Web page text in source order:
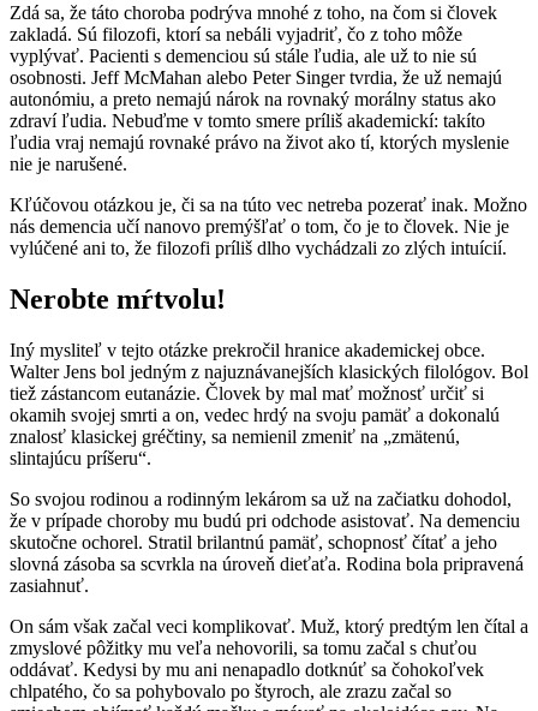
Zdá sa, že táto choroba podrýva mnohé z toho, na čom si človek
zakladá. Sú filozofi, ktorí sa nebáli vyjadriť, čo z toho môže
vyplývať. Pacienti s demenciou sú stále ľudia, ale už to nie sú
osobnosti. Jeff McMahan alebo Peter Singer tvrdia, že už nemajú
autonómiu, a preto nemajú nárok na rovnaký morálny status ako
zdraví ľudia. Nebuďme v tomto smere príliš akademickí: takíto
ľudia vraj nemajú rovnaké právo na život ako tí, ktorých myslenie
nie je narušené.
Kľúčovou otázkou je, či sa na túto vec netreba pozerať inak. Možno
nás demencia učí nanovo premýšľať o tom, čo je to človek. Nie je
vylúčené ani to, že filozofi príliš dlho vychádzali zo zlých intuícií.
Nerobte mŕtvolu!
Iný mysliteľ v tejto otázke prekročil hranice akademickej obce.
Walter Jens bol jedným z najuznávanejších klasických filológov. Bol
tiež zástancom eutanázie. Človek by mal mať možnosť určiť si
okamih svojej smrti a on, vedec hrdý na svoju pamäť a dokonalú
znalosť klasickej gréčtiny, sa nemienil zmeniť na „zmätenú,
slintajúcu príšeru“.
So svojou rodinou a rodinným lekárom sa už na začiatku dohodol,
že v prípade choroby mu budú pri odchode asistovať. Na demenciu
skutočne ochorel. Stratil brilantnú pamäť, schopnosť čítať a jeho
slovná zásoba sa scvrkla na úroveň dieťaťa. Rodina bola pripravená
zasiahnuť.
On sám však začal veci komplikovať. Muž, ktorý predtým len čítal a
zmyslové pôžitky mu veľa nehovorili, sa tomu začal s chuťou
oddávať. Kedysi by mu ani nenapadlo dotknúť sa čohokoľvek
chlpatého, čo sa pohybovalo po štyroch, ale zrazu začal so